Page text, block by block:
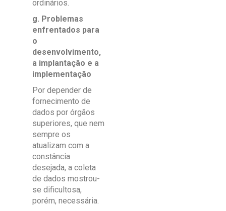
ordinários.
g. Problemas
enfrentados para
o
desenvolvimento,
a implantação e a
implementação
Por depender de
fornecimento de
dados por órgãos
superiores, que nem
sempre os
atualizam com a
constância
desejada, a coleta
de dados mostrou-
se dificultosa,
porém, necessária.